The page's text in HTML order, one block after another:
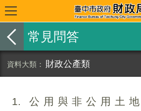
常見問答
財政公產類
1
公用與非公用土